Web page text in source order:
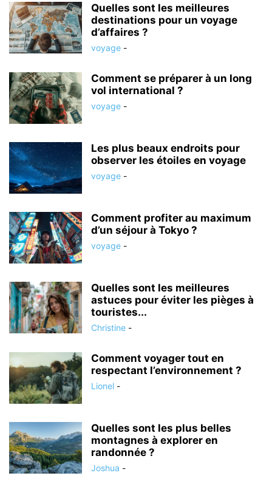
Quelles sont les meilleures
destinations pour un voyage
d’affaires ?
voyage -
Comment se préparer à un long
vol international ?
voyage -
Les plus beaux endroits pour
observer les étoiles en voyage
voyage -
Comment profiter au maximum
d’un séjour à Tokyo ?
voyage -
Quelles sont les meilleures
astuces pour éviter les pièges à
touristes...
Christine -
Comment voyager tout en
respectant l’environnement ?
Lionel -
Quelles sont les plus belles
montagnes à explorer en
randonnée ?
Joshua -